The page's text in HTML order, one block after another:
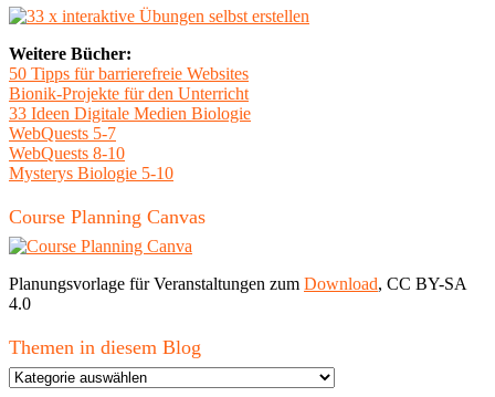
Weitere Bücher:
50 Tipps für barrierefreie Websites
Bionik-Projekte für den Unterricht
33 Ideen Digitale Medien Biologie
WebQuests 5-7
WebQuests 8-10
Mysterys Biologie 5-10
Course Planning Canvas
Planungsvorlage für Veranstaltungen zum Download, CC BY-SA
4.0
Themen in diesem Blog
Themen